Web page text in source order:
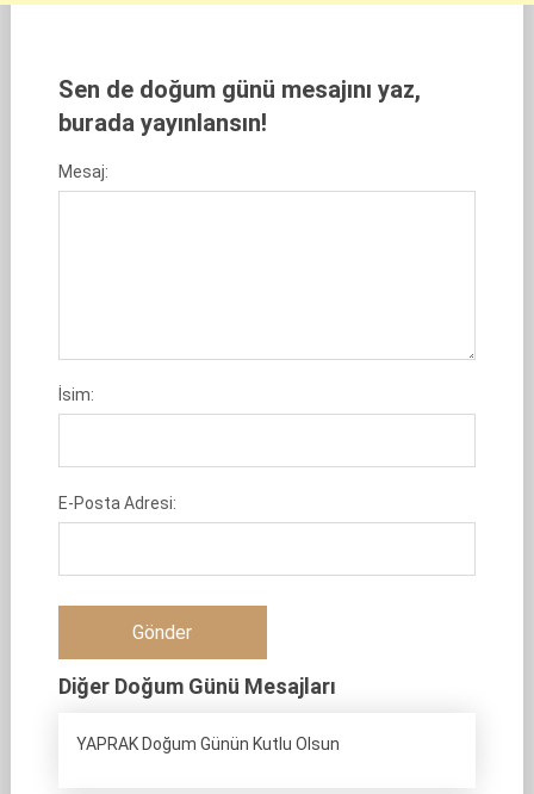
Sen de doğum günü mesajını yaz,
burada yayınlansın!
Mesaj:
İsim:
E-Posta Adresi:
Diğer Doğum Günü Mesajları
YAPRAK Doğum Günün Kutlu Olsun